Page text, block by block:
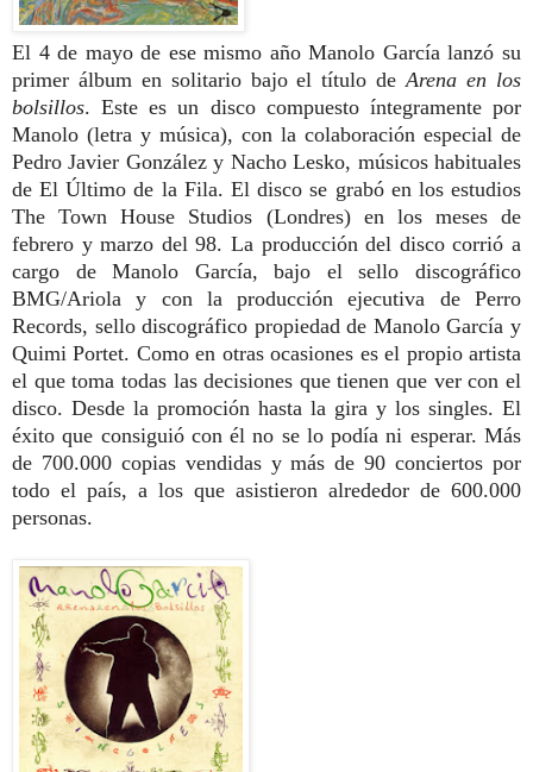
El 4 de mayo de ese mismo año Manolo García lanzó su
primer álbum en solitario bajo el título deArena en los
bolsillos. Este es un disco compuesto íntegramente por
Manolo (letra y música), con la colaboración especial de
Pedro Javier González y Nacho Lesko, músicos habituales
de El Último de la Fila. El disco se grabó en los estudios
The Town House Studios (Londres) en los meses de
febrero y marzo del 98. La producción del disco corrió a
cargo de Manolo García, bajo el sello discográfico
BMG/Ariola y con la producción ejecutiva de Perro
Records, sello discográfico propiedad de Manolo García y
Quimi Portet. Como en otras ocasiones es el propio artista
el que toma todas las decisiones que tienen que ver con el
disco. Desde la promoción hasta la gira y los singles. El
éxito que consiguió con él no se lo podía ni esperar. Más
de 700.000 copias vendidas y más de 90 conciertos por
todo el país, a los que asistieron alrededor de 600.000
personas.